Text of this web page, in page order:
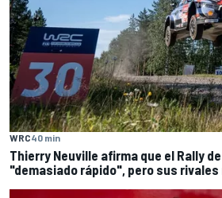
WRC40 min
Thierry Neuville afirma que el Rally
"demasiado rápido", pero sus